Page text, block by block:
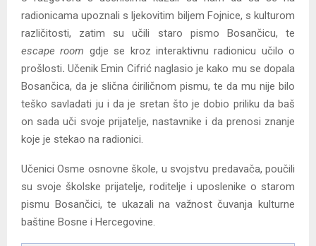
radionicama upoznali s ljekovitim biljem Fojnice, s kulturom
različitosti, zatim su učili staro pismo Bosančicu, te
escape room gdje se kroz interaktivnu radionicu učilo o
prošlosti. Učenik Emin Cifrić naglasio je kako mu se dopala
Bosančica, da je slična ćiriličnom pismu, te da mu nije bilo
teško savladati ju i da je sretan što je dobio priliku da baš
on sada uči svoje prijatelje, nastavnike i da prenosi znanje
koje je stekao na radionici.
Učenici Osme osnovne škole, u svojstvu predavača, poučili
su svoje školske prijatelje, roditelje i uposlenike o starom
pismu Bosančici, te ukazali na važnost čuvanja kulturne
baštine Bosne i Hercegovine.